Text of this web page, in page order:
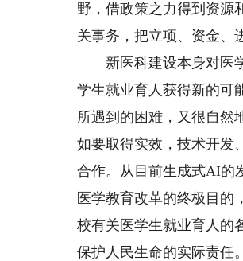
野，借政策之力得到资源
关事务，把立项、资金、
新医科建设本身对医学
学生就业育人获得新的可
所遇到的困难，又很自然
如要取得实效，技术开发
合作。从目前生成式AI的
医学教育改革的终极目的
校有关医学生就业育人的
保护人民生命的实际责任